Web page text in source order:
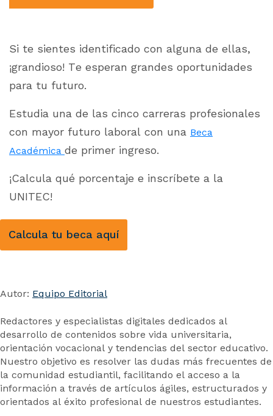
Si te sientes identificado con alguna de ellas,
¡grandioso! Te esperan grandes oportunidades
para tu futuro.
Estudia una de las cinco carreras profesionales
con mayor futuro laboral con una Beca
Académica de primer ingreso.
¡Calcula qué porcentaje e inscríbete a la
UNITEC!
Calcula tu beca aquí
Autor: Equipo Editorial
Redactores y especialistas digitales dedicados al
desarrollo de contenidos sobre vida universitaria,
orientación vocacional y tendencias del sector educativo.
Nuestro objetivo es resolver las dudas más frecuentes de
la comunidad estudiantil, facilitando el acceso a la
información a través de artículos ágiles, estructurados y
orientados al éxito profesional de nuestros estudiantes.